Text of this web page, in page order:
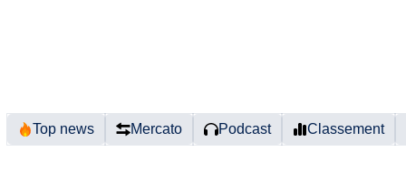
Top news Mercato Podcast Classement